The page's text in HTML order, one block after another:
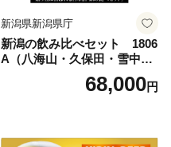
新潟県新潟県庁
新潟の飲み比べセット 1806
A（八海山・久保田・雪中
梅・越乃寒梅・かたふね・千
68,000円